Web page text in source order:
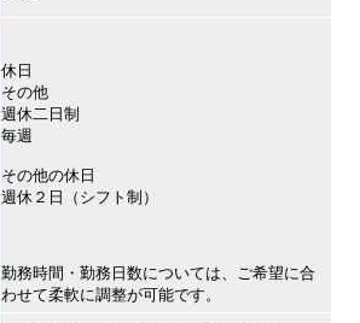
休日
その他
週休二日制
毎週
その他の休日
週休２日（シフト制）
勤務時間・勤務日数については、ご希望に合
わせて柔軟に調整が可能です。